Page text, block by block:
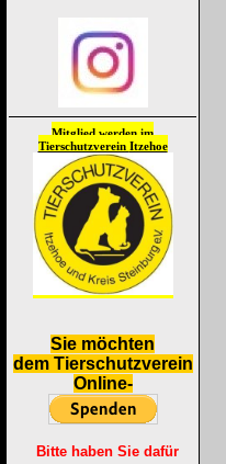
Mitglied werden im
Tierschutzverein Itzehoe
Sie möchten
dem Tierschutzverein
Online-
Bitte haben Sie dafür